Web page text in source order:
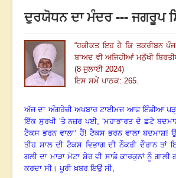
ਰਚਨਾਵਾਂ
ਸਰੋਕਾਰ ਦੇ ਲੇਖਕ
ਸੰਪਰਕ
We have 253 guests and no members online
ਦੁਰਯੋਧਨ ਦਾ ਮੰਦਰ --- ਜਗਰੂਪ
“ਹਕੀਕਤ ਇਹ ਹੈ ਕਿ ਤਕਰੀਬਨ
ਬਾਅਦ ਵੀ ਅਜਿਹੀਆਂ ਮਨੁੱਖੀ
(8 ਜੁਲਾਈ 2024)
ਇਸ ਸਮੇਂ ਪਾਠਕ: 265.
ਅੱਜ ਦਾ ਅੰਗਰੇਜ਼ੀ ਅਖਬਾਰ ਟਾਈਮਜ਼ ਆਫ ਇੰਡੀਆ
ਇੱਕ ਸੁਰਖੀ ’ਤੇ ਨਜ਼ਰ ਪਈ, ‘ਮਹਾਭਾਰਤ ਦੇ ਛਟੇ
ਟੈਕਸ ਭਰਨ ਵਾਲਾ’ ਹੈਂ! ਟੈਕਸ ਭਰਨ ਵਾਲਾ
ਤੀਹ ਸਾਲ ਦੀ ਟੈਕਸ ਵਿਭਾਗ ਦੀ ਨੌਕਰੀ ਦੌਰਾਨ
ਗਲੀ ਦਾ ਮਾੜਾ ਮੋਟਾ ਸ਼ੇਰ ਵੀ ਸਾਡੇ ਕਾਰਕੁਨਾਂ ਨੂੰ
ਕਰਦਾ ਸੀ। ਪੂਰੀ ਖ਼ਬਰ ਇਉਂ ਸੀ,